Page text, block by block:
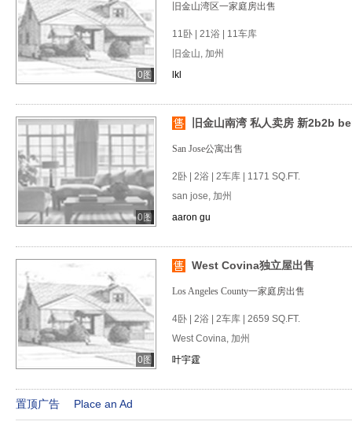
0图
旧金山湾区一家庭房出售
11卧 | 21浴 | 11车库
旧金山, 加州
lkl
0图
旧金山南湾 私人卖房 新2b2b
San Jose公寓出售
2卧 | 2浴 | 2车库 | 1171 SQ.FT.
san jose, 加州
aaron gu
0图
West Covina独立屋出售
Los Angeles County一家庭房出售
4卧 | 2浴 | 2车库 | 2659 SQ.FT.
West Covina, 加州
叶宇霆
置顶广告 Place an Ad